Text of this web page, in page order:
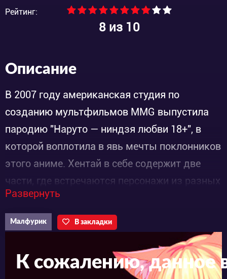
Рейтинг:
8из 10
Описание
В 2007 году американская студия по
созданию мультфильмов MMG выпустила
пародию "Наруто — ниндзя любви 18+", в
которой воплотила в явь мечты поклонников
этого аниме. Хентай в себе содержит две
части, где встречаются персонажи из разных
аниме как популярных, так и не очень.
Наблюдать за их взаимодействиями очень
необычно. Центральными персонажами
становятся: Наруто, Сакура, Цунаде и
девушка по имени Надиа — она является
Развернуть
Малфурик В закладки
К сожалению, данное